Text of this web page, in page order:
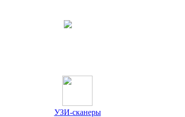
УЗИ-сканеры